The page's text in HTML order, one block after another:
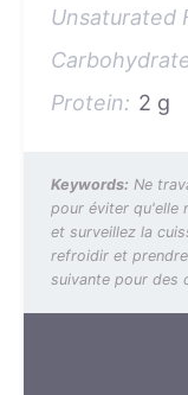
Unsaturated
Protein: 2 g
Keywords: Ne
pour éviter qu'elle
et surveillez la
refroidir et
suivante pour des